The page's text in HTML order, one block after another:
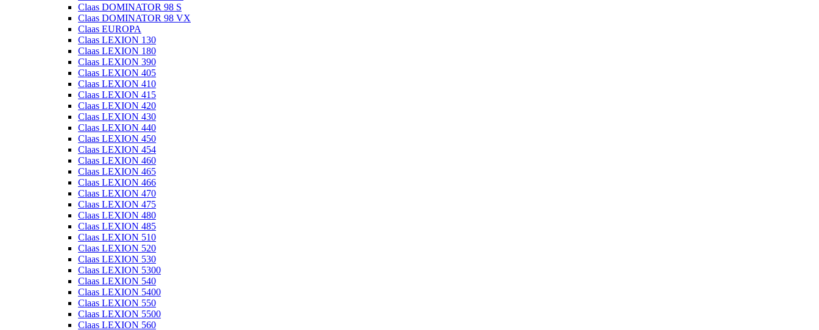
Claas DOMINATOR 98 S
Claas DOMINATOR 98 VX
Claas EUROPA
Claas LEXION 130
Claas LEXION 180
Claas LEXION 390
Claas LEXION 405
Claas LEXION 410
Claas LEXION 415
Claas LEXION 420
Claas LEXION 430
Claas LEXION 440
Claas LEXION 450
Claas LEXION 454
Claas LEXION 460
Claas LEXION 465
Claas LEXION 466
Claas LEXION 470
Claas LEXION 475
Claas LEXION 480
Claas LEXION 485
Claas LEXION 510
Claas LEXION 520
Claas LEXION 530
Claas LEXION 5300
Claas LEXION 540
Claas LEXION 5400
Claas LEXION 550
Claas LEXION 5500
Claas LEXION 560